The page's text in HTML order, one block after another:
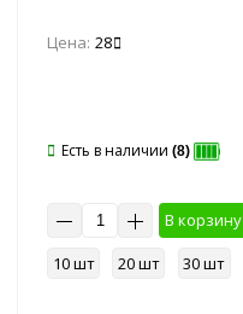
Цена: 28
Есть в наличии (8)
В корзину
10 шт
20 шт 30 шт